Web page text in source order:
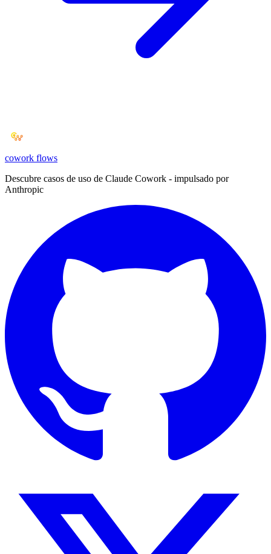
cowork flows
Descubre casos de uso de Claude Cowork - impulsado por
Anthropic